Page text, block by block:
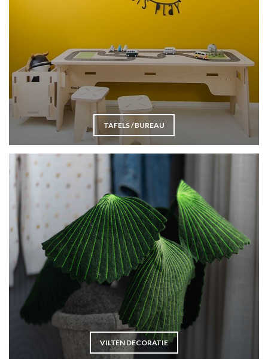
TAFELS / BUREAU
VILTEN DECORATIE